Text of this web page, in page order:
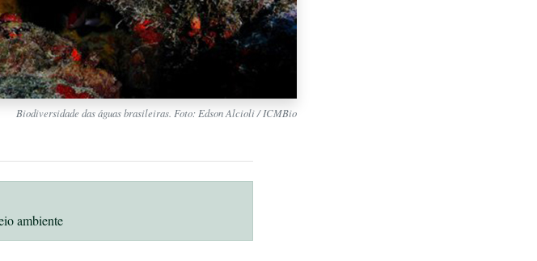
Biodiversidade das águas brasileiras. Foto: Edson Alcioli / ICMBio
ambiente